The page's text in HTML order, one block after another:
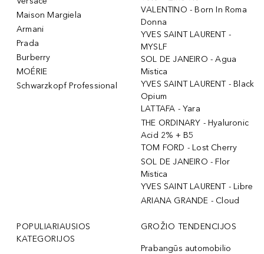
Maison Margiela
Armani
Prada
Burberry
MOÉRIE
Schwarzkopf Professional
VALENTINO - Born In Roma
Donna
YVES SAINT LAURENT -
MYSLF
SOL DE JANEIRO - Agua
Mistica
YVES SAINT LAURENT - Black
Opium
LATTAFA - Yara
THE ORDINARY - Hyaluronic
Acid 2% + B5
TOM FORD - Lost Cherry
SOL DE JANEIRO - Flor
Mistica
YVES SAINT LAURENT - Libre
ARIANA GRANDE - Cloud
POPULIARIAUSIOS
KATEGORIJOS
GROŽIO TENDENCIJOS
Prabangūs automobilio